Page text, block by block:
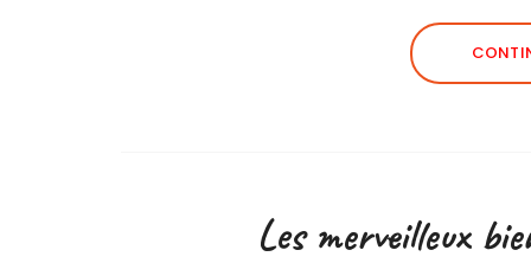
Les merveilleux